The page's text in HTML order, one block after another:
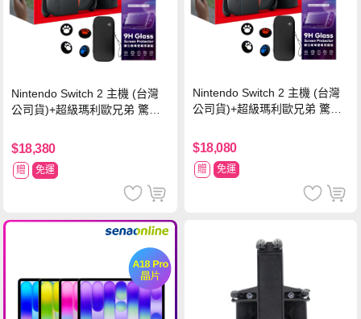
Nintendo Switch 2 主機 (台灣
公司貨)+超級瑪利歐兄弟 驚奇
器
$18,380
贈 免運
Nintendo Switch 2 主機 (台灣
公司貨)+超級瑪利歐兄弟 驚奇
球 狂熱 中文版
$18,080
贈 免運